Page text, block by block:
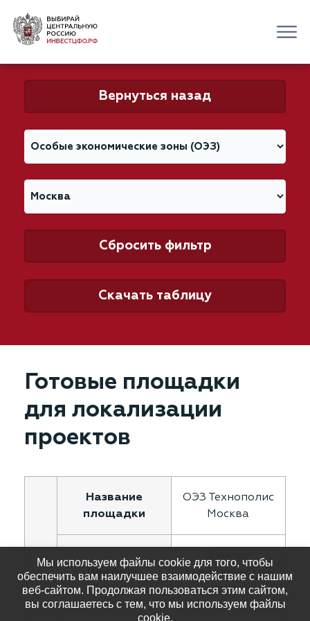
Вернуться назад
Сбросить фильтр
Скачать таблицу
Готовые площадки
для локализации
проектов
1
ОЭЗ Технополис
Москва
внедренческий
тип
Мы используем файлы cookie для того, чтобы
обеспечить вам наилучшее взаимодействие с нашим
веб-сайтом. Продолжая пользоваться этим сайтом,
вы соглашаетесь с тем, что мы используем файлы
cookie.